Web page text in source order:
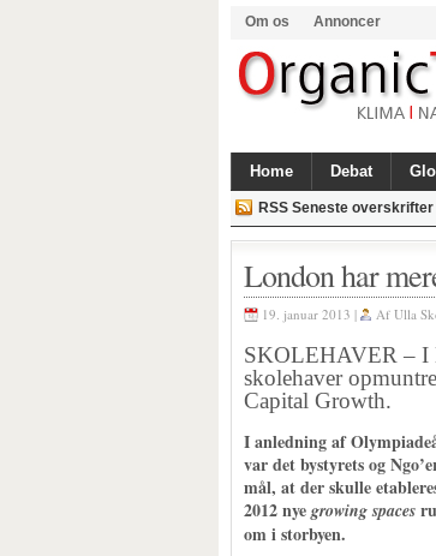
Om os Annoncer
Home Debat
RSS Seneste overskrifter
London har
19. januar 2013 | Af Ulla
SKOLEHAVER – I
skolehaver
Capital Growth.
I anledning af
var det bystyrets og
mål, at der skulle
2012 nye growing spaces
om i storbyen.